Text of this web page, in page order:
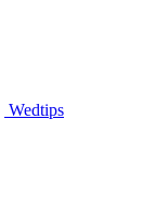
Wedtips